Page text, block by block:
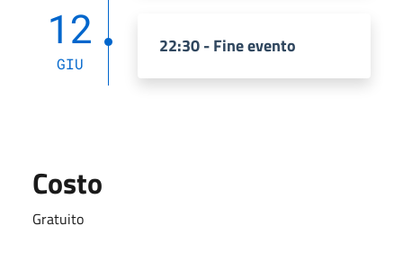
12
GIU
22:30 - Fine evento
Costo
Gratuito